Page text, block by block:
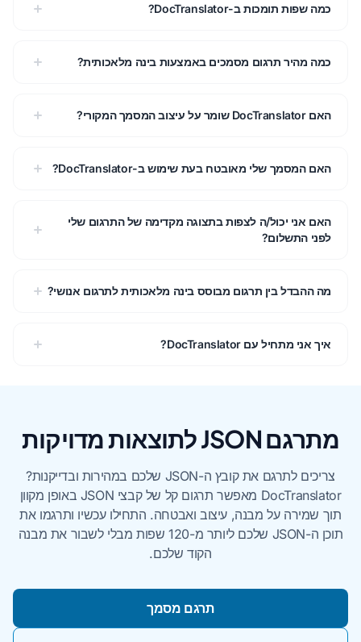
כמה שפות תומכות ב-DocTranslator?
כמה מהיר תרגום מסמכים באמצעות בינה מלאכותית?
האם ‏DocTranslator שומר על עיצוב המסמך המקורי?
האם המסמך שלי מאובטח בעת שימוש ב-DocTranslator?
האם אני יכול/ה לצפות בתצוגה מקדימה של התרגום שלי
לפני התשלום?
מה ההבדל בין תרגום מבוסס בינה מלאכותית לתרגום אנושי?
איך אני מתחיל עם DocTranslator?
מתרגם JSON לתוצאות מדויקות
צריכים לתרגם את קובץ ה-JSON שלכם במהירות ובדייקנות?
DocTranslator מאפשר תרגום קל של קבצי JSON באופן מקוון
תוך שמירה על מבנה, עיצוב ואבטחה. התחילו עכשיו ותרגמו את
תוכן ה-JSON שלכם ליותר מ-120 שפות מבלי לשבור את מבנה
הקוד שלכם.
תרגם מסמך